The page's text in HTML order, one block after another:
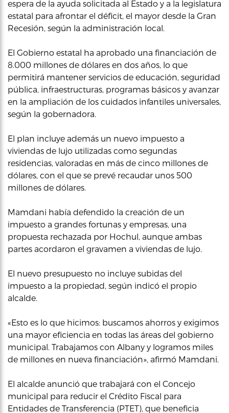
espera de la ayuda solicitada al Estado y a la legislatura
estatal para afrontar el déficit, el mayor desde la Gran
Recesión, según la administración local.
El Gobierno estatal ha aprobado una financiación de
8.000 millones de dólares en dos años, lo que
permitirá mantener servicios de educación, seguridad
pública, infraestructuras, programas básicos y avanzar
en la ampliación de los cuidados infantiles universales,
según la gobernadora.
El plan incluye además un nuevo impuesto a
viviendas de lujo utilizadas como segundas
residencias, valoradas en más de cinco millones de
dólares, con el que se prevé recaudar unos 500
millones de dólares.
Mamdani había defendido la creación de un
impuesto a grandes fortunas y empresas, una
propuesta rechazada por Hochul, aunque ambas
partes acordaron el gravamen a viviendas de lujo.
El nuevo presupuesto no incluye subidas del
impuesto a la propiedad, según indicó el propio
alcalde.
«Esto es lo que hicimos: buscamos ahorros y exigimos
una mayor eficiencia en todas las áreas del gobierno
municipal. Trabajamos con Albany y logramos miles
de millones en nueva financiación», afirmó Mamdani.
El alcalde anunció que trabajará con el Concejo
municipal para reducir el Crédito Fiscal para
Entidades de Transferencia (PTET), que beneficia